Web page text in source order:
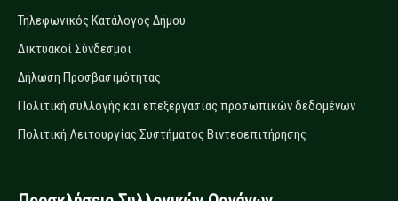
Τηλεφωνικός Κατάλογος Δήμου
Δικτυακοί Σύνδεσμοι
Δήλωση Προσβασιμότητας
Πολιτική συλλογής και επεξεργασίας προσωπικών δεδομένων
Πολιτική Λειτουργίας Συστήματος Βιντεοεπιτήρησης